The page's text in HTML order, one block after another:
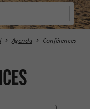
Agenda Conférences